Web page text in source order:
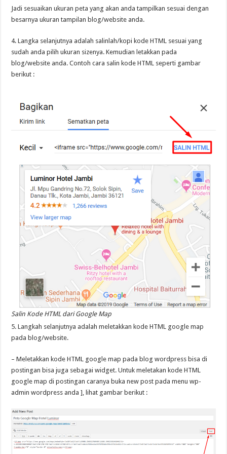
Jadi sesuaikan ukuran peta yang akan anda tampilkan sesuai dengan
besarnya ukuran tampilan blog/website anda.
4. Langka selanjutnya adalah salinlah/kopi kode HTML sesuai yang
sudah anda pilih ukuran sizenya. Kemudian letakkan pada
blog/website anda. Contoh cara salin kode HTML seperti gambar
berikut :
Salin Kode HTML dari Google Map
5. Langkah selanjutnya adalah meletakkan kode HTML google map
pada blog/website.
– Meletakkan kode HTML google map pada blog wordpress bisa di
postingan bisa juga sebagai widget. Untuk meletakan kode HTML
google map di postingan caranya buka new post pada menu wp-
admin wordpress anda ], lihat gambar berikut :